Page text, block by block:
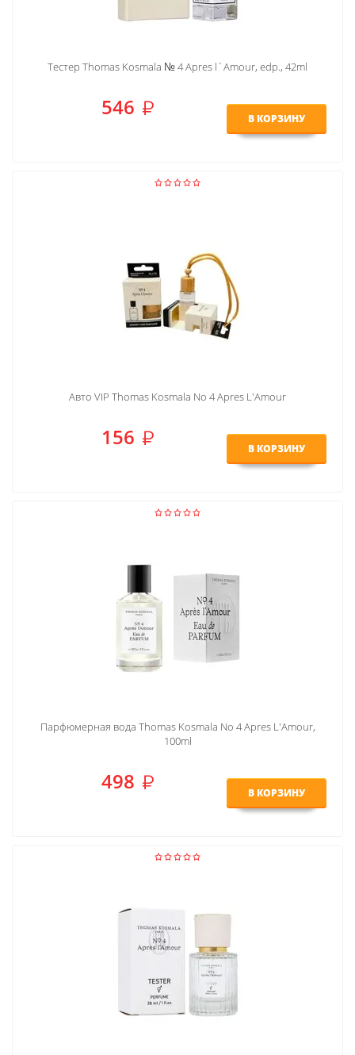
Тестер Thomas Kosmala № 4 Apres l`Amour, edp., 42ml
546 В КОРЗИНУ
Авто VIP Thomas Kosmala No 4 Apres L'Amour
156 В КОРЗИНУ
Парфюмерная вода Thomas Kosmala No 4 Apres L'Amour,
100ml
498 В КОРЗИНУ